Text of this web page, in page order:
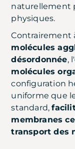
naturellement
physiques.
Contrairement
molécules
désordonnée, l'
molécules
configuration
uniforme que
standard,
membranes
transport des